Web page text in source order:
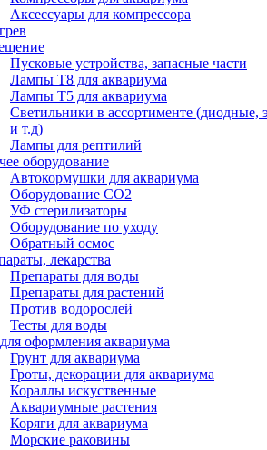
Аксессуары для компрессора
Пусковые устройства, запасные части
Лампы Т8 для аквариума
Лампы Т5 для аквариума
Светильники в ассортименте (диодные,
и т.д)
Лампы для рептилий
оборудование
Автокормушки для аквариума
Оборудование СО2
УФ стерилизаторы
Оборудование по уходу
Обратный осмос
лекарства
Препараты для воды
Препараты для растений
Против водорослей
Тесты для воды
оформления аквариума
Грунт для аквариума
Гроты, декорации для аквариума
Кораллы искуственные
Аквариумные растения
Коряги для аквариума
Морские раковины